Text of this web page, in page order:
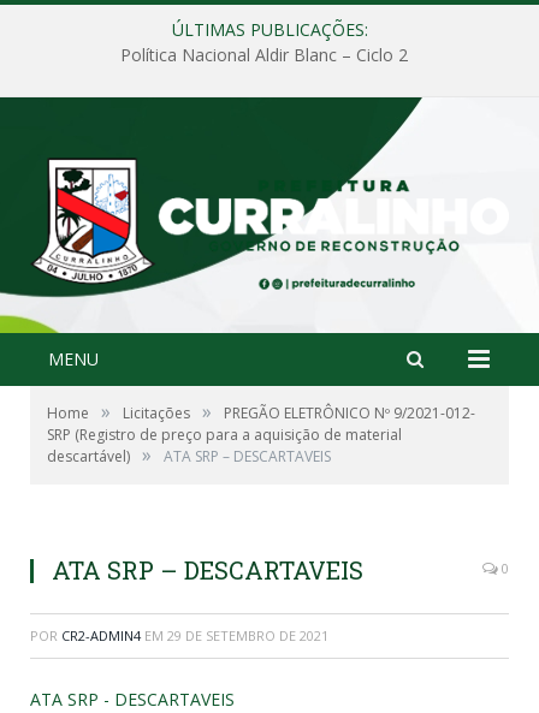
ÚLTIMAS PUBLICAÇÕES:
Política Nacional Aldir Blanc – Ciclo 2
MENU
Home » Licitações »
PREGÃO ELETRÔNICO Nº 9/2021-012-
SRP (Registro de preço para a aquisição de material
descartável) » ATA SRP – DESCARTAVEIS
ATA SRP – DESCARTAVEIS 0
POR CR2-ADMIN4 EM 29 DE SETEMBRO DE 2021
ATA SRP - DESCARTAVEIS